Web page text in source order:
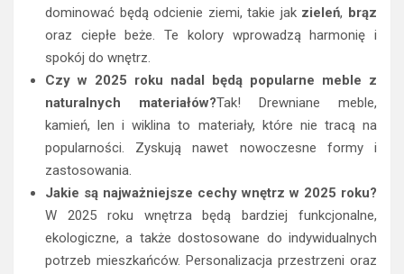
dominować będą odcienie ziemi, takie jak zieleń, brąz
oraz ciepłe beże. Te kolory wprowadzą harmonię i
spokój do wnętrz.
Czy w 2025 roku nadal będą popularne meble z
naturalnych materiałów?Tak! Drewniane meble,
kamień, len i wiklina to materiały, które nie tracą na
popularności. Zyskują nawet nowoczesne formy i
zastosowania.
Jakie są najważniejsze cechy wnętrz w 2025 roku?
W 2025 roku wnętrza będą bardziej funkcjonalne,
ekologiczne, a także dostosowane do indywidualnych
potrzeb mieszkańców. Personalizacja przestrzeni oraz